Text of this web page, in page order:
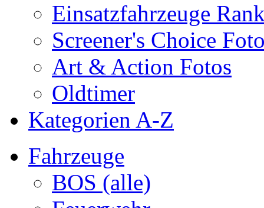
Einsatzfahrzeuge
Screener's Choice
Art & Action Fotos
Oldtimer
Kategorien A-Z
Fahrzeuge
BOS (alle)